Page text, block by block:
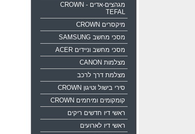
מגהצים-אדים CROWN -
TEFAL
מיקסרים CROWN
מסכי מחשב SAMSUNG
מסכי מחשב וניידים ACER
מצלמות CANON
מצלמת דרך לרכב
סירי בישול וטיגון CROWN
קומקומים ומיחמים CROWN
ראשי דיו חדשים ריקים
ראשי דיו לארועים